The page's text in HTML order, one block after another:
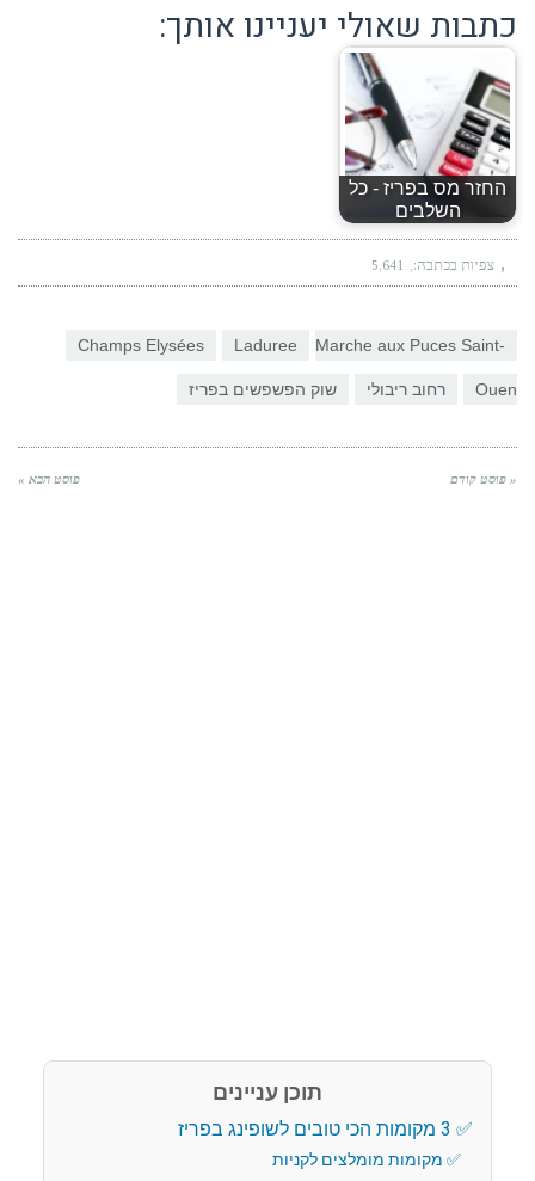
כתבות שאולי יעניינו אותך:
החזר מס בפריז - כל
השלבים
צפיות בכתבה: 5,641
Champs Elysées Laduree Marche aux Puces Saint-
Ouen רחוב ריבולי שוק הפשפשים בפריז
« פוסט קודם פוסט הבא »
תוכן עניינים
3 מקומות הכי טובים לשופינג בפריז
מקומות מומלצים לקניות